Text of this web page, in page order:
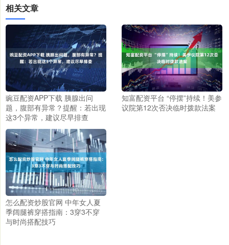
相关文章
豌豆配资APP下载 胰腺出问
题，腹部有异常？提醒：若出现
这3个异常，建议尽早排查
知富配资平台 “停摆”持续！美参
议院第12次否决临时拨款法案
怎么配资炒股官网 中年女人夏
季阔腿裤穿搭指南：3穿3不穿
与时尚搭配技巧